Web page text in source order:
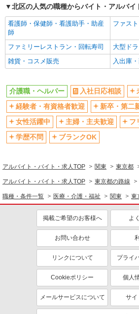
高収入・高額
ボーナ
昇給あり
完全週
フルタイム歓迎
駅直結・駅チカ
車通勤OK
バイク通勤OK
自転車
社会保険あり
産休・育
退職金・財形貯蓄制度あり
各種手
ティブ
制服貸与
資格取得支援制度あり
同じ職種から求人を探す
医療・介護・福祉
介護職・ヘルパー
同じ特徴から求人を探す
未経験歓迎
ミドル
社会保
産休・育休取得実績あり
北区の人気の職種からバイト・アルバイ
看護師・保健師・看護助手・助産
師
ファス
ファミリーレストラン・回転寿司
大型ド
雑貨・コスメ販売
入出庫
介護職・ヘルパー 入社日応相談
経験者・有資格者歓迎
新卒・第二
女性活躍中
主婦・主夫歓迎
フ
学歴不問
ブランクOK
アルバイト・バイト・求人TOP 関東 東京都
アルバイト・バイト・求人TOP 東京都の路線
職種・条件一覧 医療・介護・福祉 関東 東
掲載ご希望のお客様へ よ
お問い合わせ
リンクについて プライ
Cookieポリシー 個人
メールサービスについて サイ